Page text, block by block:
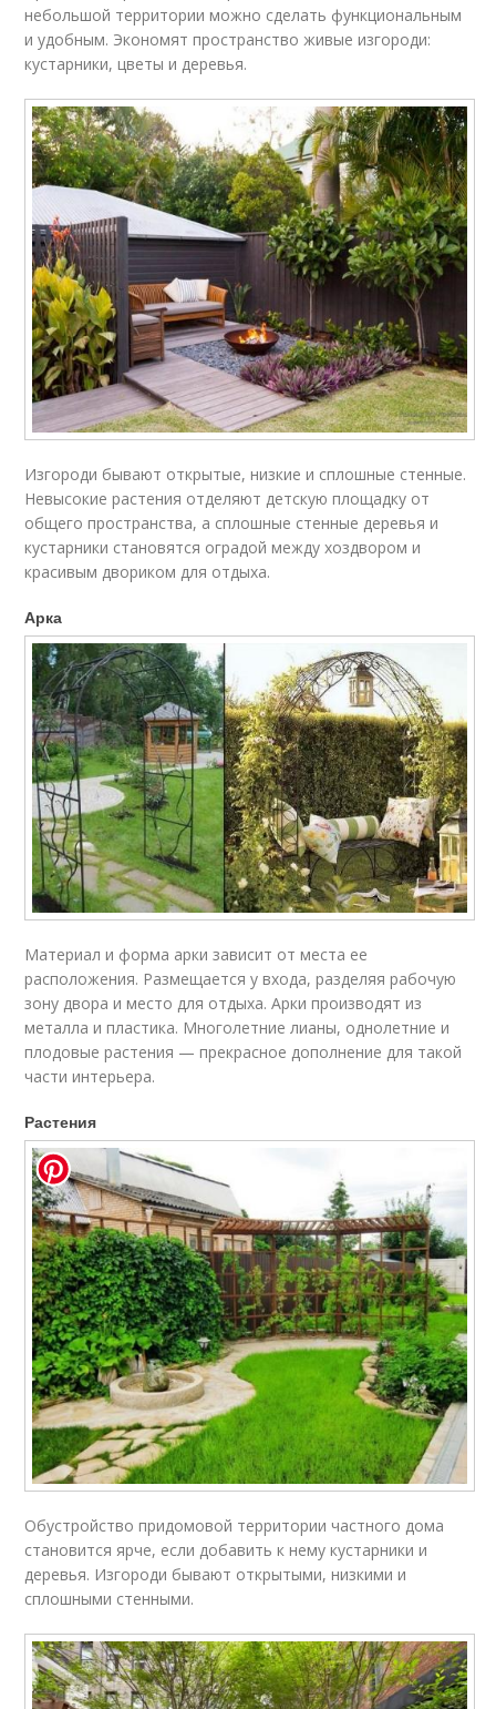
небольшой территории можно сделать функциональным
и удобным. Экономят пространство живые изгороди:
кустарники, цветы и деревья.
Изгороди бывают открытые, низкие и сплошные стенные.
Невысокие растения отделяют детскую площадку от
общего пространства, а сплошные стенные деревья и
кустарники становятся оградой между хоздвором и
красивым двориком для отдыха.
Арка
Материал и форма арки зависит от места ее
расположения. Размещается у входа, разделяя рабочую
зону двора и место для отдыха. Арки производят из
металла и пластика. Многолетние лианы, однолетние и
плодовые растения — прекрасное дополнение для такой
части интерьера.
Растения
Обустройство придомовой территории частного дома
становится ярче, если добавить к нему кустарники и
деревья. Изгороди бывают открытыми, низкими и
сплошными стенными.